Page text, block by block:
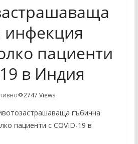
инфекция
пациенти
в Индия
2747 Views
гъбична
пациенти с COVID-19 в